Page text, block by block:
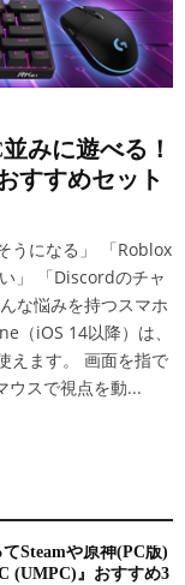
みに遊べる！
すすめセット
うになる」 「Roblox
」 「Discordのチャ
な悩みを持つスマホ
（iOS 14以降）は、
えます。 画面を指で
ウスで視点を動...
Steamや原神(PC版)
(UMPC)』おすすめ3